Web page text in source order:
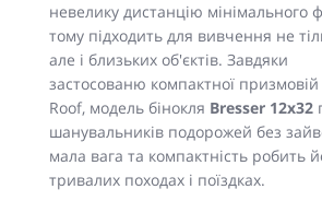
невелику дистанцію мінімального
тому підходить для вивчення не
але і близьких об'єктів. Завдяки
застосованю компактної призмовій
Roof, модель бінокля Bresser 12x32
шанувальників подорожей без
мала вага та компактність робить
тривалих походах і поїздках.